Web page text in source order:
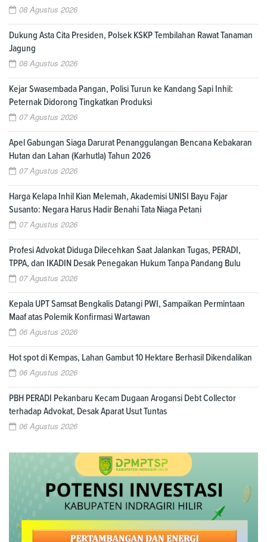
08 Agustus 2026
Dukung Asta Cita Presiden, Polsek KSKP Tembilahan Rawat Tanaman
Jagung
08 Agustus 2026
Kejar Swasembada Pangan, Polisi Turun ke Kandang Sapi Inhil:
Peternak Didorong Tingkatkan Produksi
07 Agustus 2026
Apel Gabungan Siaga Darurat Penanggulangan Bencana Kebakaran
Hutan dan Lahan (Karhutla) Tahun 2026
07 Agustus 2026
Harga Kelapa Inhil Kian Melemah, Akademisi UNISI Bayu Fajar
Susanto: Negara Harus Hadir Benahi Tata Niaga Petani
07 Agustus 2026
Profesi Advokat Diduga Dilecehkan Saat Jalankan Tugas, PERADI,
TPPA, dan IKADIN Desak Penegakan Hukum Tanpa Pandang Bulu
07 Agustus 2026
Kepala UPT Samsat Bengkalis Datangi PWI, Sampaikan Permintaan
Maaf atas Polemik Konfirmasi Wartawan
06 Agustus 2026
Hot spot di Kempas, Lahan Gambut 10 Hektare Berhasil Dikendalikan
06 Agustus 2026
PBH PERADI Pekanbaru Kecam Dugaan Arogansi Debt Collector
terhadap Advokat, Desak Aparat Usut Tuntas
06 Agustus 2026